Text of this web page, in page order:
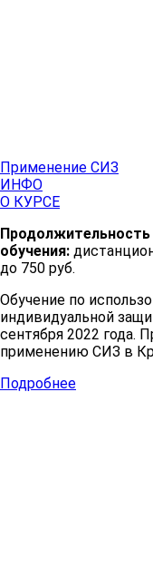
Применение СИЗ
ИНФО
О КУРСЕ
Продолжительность
обучения:
до 750 руб.
Обучение по
индивидуальной
сентября 2022 года.
применению СИЗ в
Подробнее